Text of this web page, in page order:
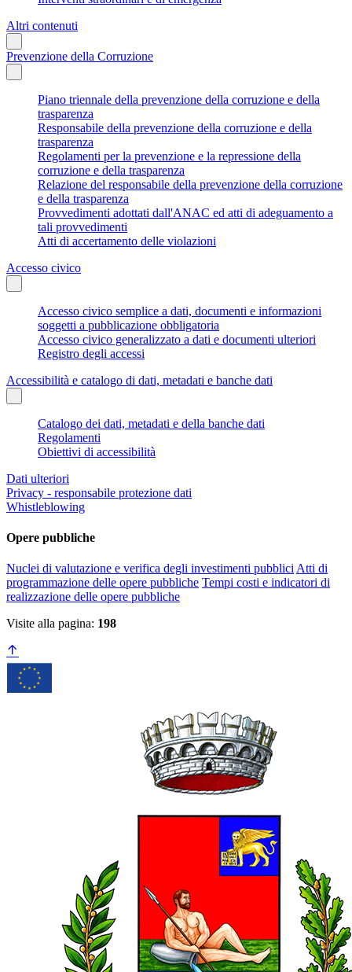
Altri contenuti
Prevenzione della Corruzione
Piano triennale della prevenzione della corruzione e della
trasparenza
Responsabile della prevenzione della corruzione e della
trasparenza
Regolamenti per la prevenzione e la repressione della
corruzione e della trasparenza
Relazione del responsabile della prevenzione della corruzione
e della trasparenza
Provvedimenti adottati dall'ANAC ed atti di adeguamento a
tali provvedimenti
Atti di accertamento delle violazioni
Accesso civico
Accesso civico semplice a dati, documenti e informazioni
soggetti a pubblicazione obbligatoria
Accesso civico generalizzato a dati e documenti ulteriori
Registro degli accessi
Accessibilità e catalogo di dati, metadati e banche dati
Catalogo dei dati, metadati e della banche dati
Regolamenti
Obiettivi di accessibilità
Dati ulteriori
Privacy - responsabile protezione dati
Whistleblowing
Opere pubbliche
Nuclei di valutazione e verifica degli investimenti pubblici Atti di
programmazione delle opere pubbliche Tempi costi e indicatori di
realizzazione delle opere pubbliche
Visite alla pagina: 198